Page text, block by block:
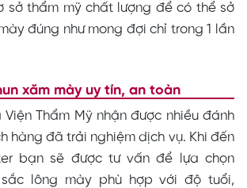
sở thẩm mỹ chất lượng để có thể sở
đúng như mong đợi chỉ trong 1 lần
xăm mày uy tín, an toàn
Thẩm Mỹ nhận được nhiều đánh
hàng đã trải nghiệm dịch vụ. Khi đến
bạn sẽ được tư vấn để lựa chọn
lông mày phù hợp với độ tuổi,